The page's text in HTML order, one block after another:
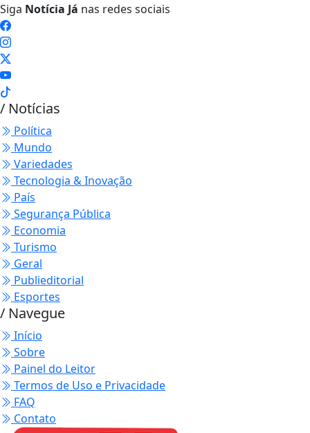
Siga Notícia Já nas redes sociais
/ Notícias
Política
Mundo
Variedades
Tecnologia & Inovação
País
Segurança Pública
Economia
Turismo
Geral
Publieditorial
Esportes
/ Navegue
Início
Sobre
Painel do Leitor
Termos de Uso e Privacidade
FAQ
Contato